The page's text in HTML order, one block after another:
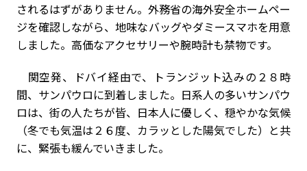
されるはずがありません。外務省の海外安全ホームペー
ジを確認しながら、地味なバッグやダミースマホを用意
しました。高価なアクセサリーや腕時計も禁物です。
関空発、ドバイ経由で、トランジット込みの２８時
間、サンパウロに到着しました。日系人の多いサンパウ
ロは、街の人たちが皆、日本人に優しく、穏やかな気候
（冬でも気温は２６度、カラッとした陽気でした）と共
に、緊張も緩んでいきました。